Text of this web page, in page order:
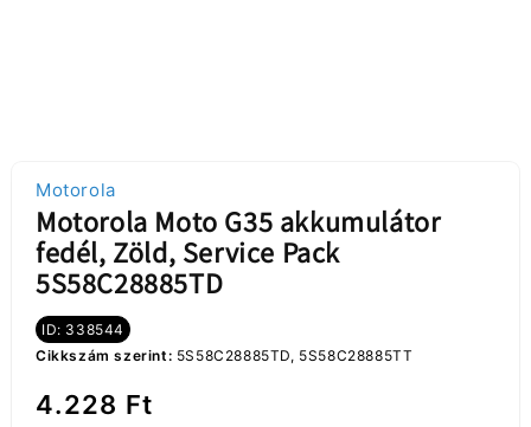
Motorola
Motorola Moto G35 akkumulátor
fedél, Zöld, Service Pack
5S58C28885TD
ID: 338544
Cikkszám szerint: 5S58C28885TD, 5S58C28885TT
Normál
4.228 Ft